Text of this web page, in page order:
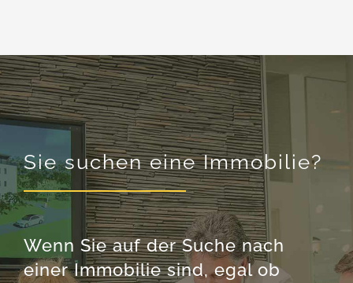
Sie suchen eine Immobilie?
Wenn Sie auf der Suche nach
einer Immobilie sind, egal ob